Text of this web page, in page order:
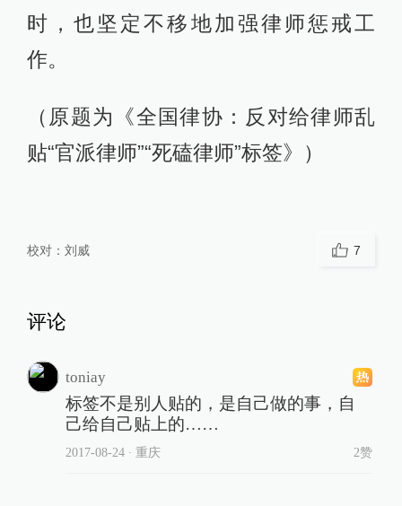
时，也坚定不移地加强律师惩戒工
作。
（原题为《全国律协：反对给律师乱
贴“官派律师”“死磕律师”标签》）
校对： 刘威 7
评论
toniay
标签不是别人贴的，是自己做的事，自
己给自己贴上的……
2017-08-24∙ 重庆 2赞